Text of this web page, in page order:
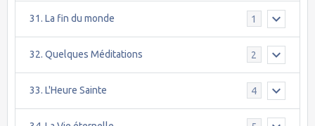
31. La fin du monde 1
32. Quelques Méditations 2
33. L'Heure Sainte 4